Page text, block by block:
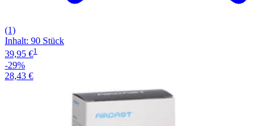
(1)
Inhalt: 90 Stück
39,95 €1
-29%
28,43 €